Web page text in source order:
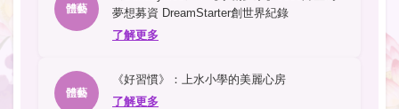
體藝
夢想募資 DreamStarter創世界紀錄
了解更多
體藝
《好習慣》：上水小學的美麗心房
了解更多